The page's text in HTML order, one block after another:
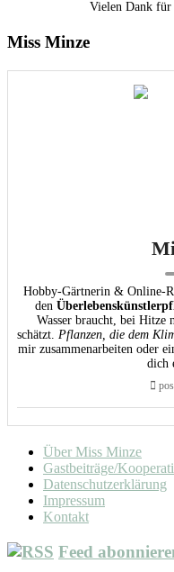
Vielen Dank
Miss Minze
Hobby-Gärtnerin & Online-
den
Wasser braucht, bei Hitze
schätzt. Pflanzen, die dem
mir zusammenarbeiten oder
dich
Über Miss Minze
Gastbeiträge/
Datenschutzerklärung
Impressum
Kontakt
Feed